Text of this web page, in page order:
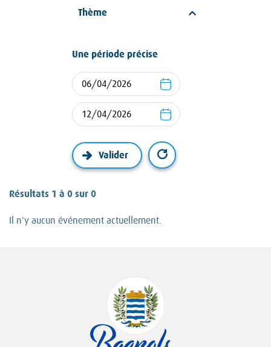
Thème
Une période précise
Résultats 1 à 0 sur 0
Il n'y aucun événement actuellement.